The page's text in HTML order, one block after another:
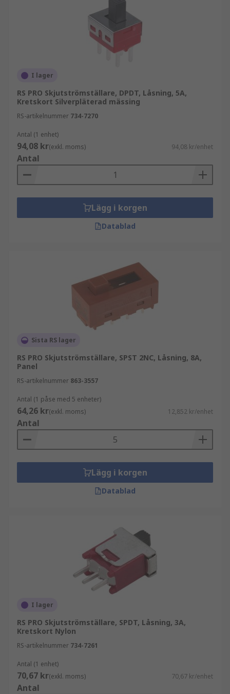
I lager
RS PRO Skjutströmställare, DPDT, Låsning, 5A,
Kretskort Silverpläterad mässing
RS-artikelnummer 734-7270
Antal (1 enhet)
94,08 kr(exkl. moms) 94,08 kr/enhet
Antal
Lägg i korgen
Datablad
Sista RS lager
RS PRO Skjutströmställare, SPST 2NC, Låsning, 8A,
Panel
RS-artikelnummer 863-3557
Antal (1 påse med 5 enheter)
64,26 kr(exkl. moms) 12,852 kr/enhet
Antal
Lägg i korgen
Datablad
I lager
RS PRO Skjutströmställare, SPDT, Låsning, 3A,
Kretskort Nylon
RS-artikelnummer 734-7261
Antal (1 enhet)
70,67 kr(exkl. moms) 70,67 kr/enhet
Antal